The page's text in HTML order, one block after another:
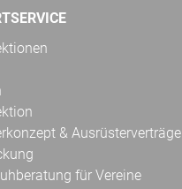
& Ausrüsterverträge
für Vereine